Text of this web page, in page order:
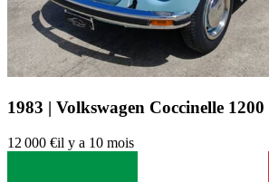
1983 | Volkswagen Coccinelle
12 000 €il y a 10 mois